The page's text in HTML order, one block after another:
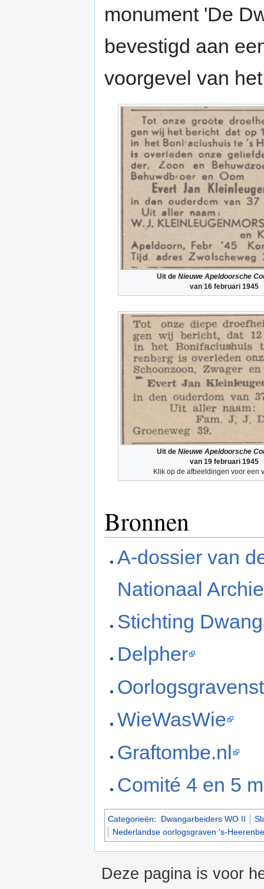
monument 'De
bevestigd aan
voorgevel van
Uit de Nieuwe Apeldoorsche
van 16 februari 1945
Uit de Nieuwe Apeldoorsche
van 19 februari 1945
Klik op de afbeeldingen voor een
Bronnen
A-dossier van
Nationaal
Stichting
Delpher
WieWasWie
Graftombe.nl
Comité 4 en 5
Categorieën: Dwangarbeiders WO II
Nederlandse oorlogsgraven 's-
Deze pagina is voor